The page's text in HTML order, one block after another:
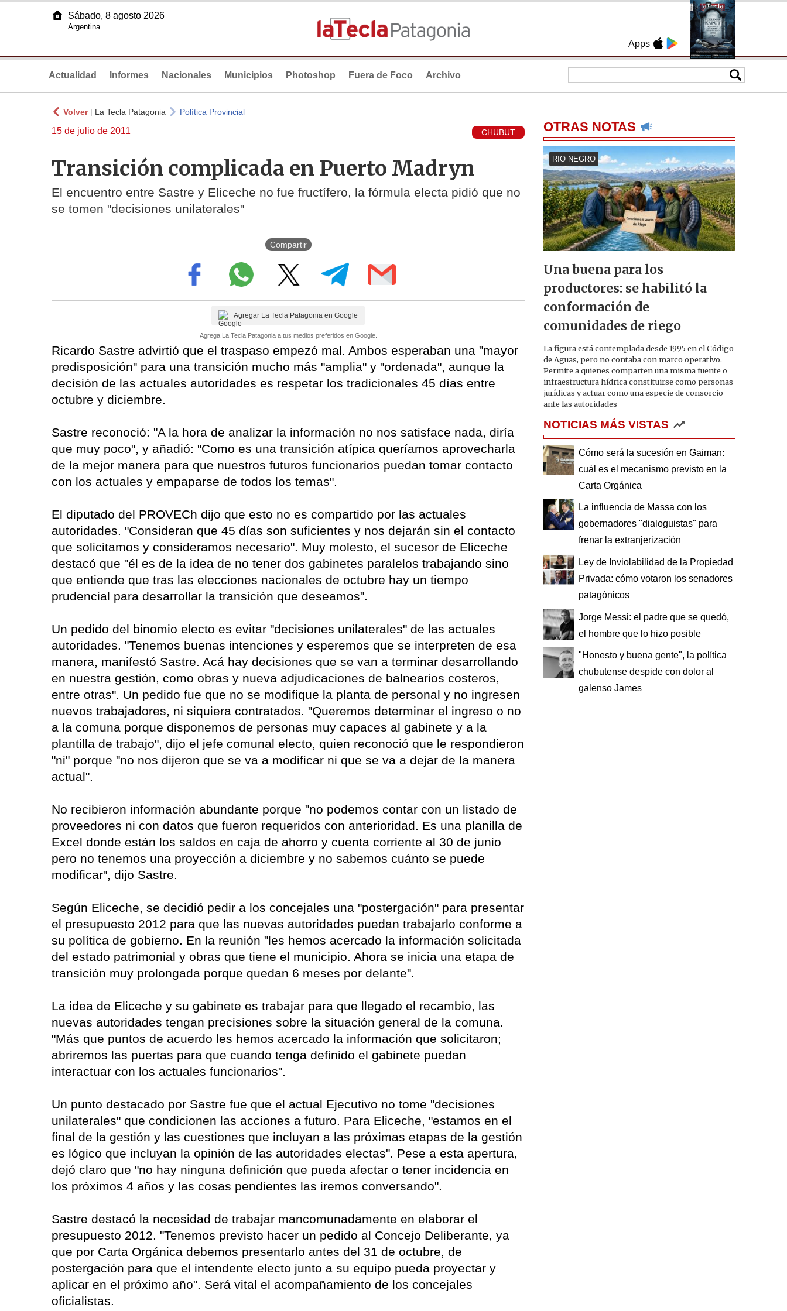
Apps
Sábado, 8 agosto 2026
Argentina
Actualidad Informes Nacionales Municipios Photoshop Fuera de Foco Archivo
Volver| La Tecla Patagonia Política Provincial
15 de julio de 2011 CHUBUT
Transición complicada en Puerto Madryn
El encuentro entre Sastre y Eliceche no fue fructífero, la fórmula electa pidió que no
se tomen "decisiones unilaterales"
Compartir
Agregar La Tecla Patagonia en Google
Agrega La Tecla Patagonia a tus medios preferidos en Google.
Ricardo Sastre advirtió que el traspaso empezó mal. Ambos esperaban una "mayor
predisposición" para una transición mucho más "amplia" y "ordenada", aunque la
decisión de las actuales autoridades es respetar los tradicionales 45 días entre
octubre y diciembre.
Sastre reconoció: "A la hora de analizar la información no nos satisface nada, diría
que muy poco", y añadió: "Como es una transición atípica queríamos aprovecharla
de la mejor manera para que nuestros futuros funcionarios puedan tomar contacto
con los actuales y empaparse de todos los temas".
El diputado del PROVECh dijo que esto no es compartido por las actuales
autoridades. "Consideran que 45 días son suficientes y nos dejarán sin el contacto
que solicitamos y consideramos necesario". Muy molesto, el sucesor de Eliceche
destacó que "él es de la idea de no tener dos gabinetes paralelos trabajando sino
que entiende que tras las elecciones nacionales de octubre hay un tiempo
prudencial para desarrollar la transición que deseamos".
Un pedido del binomio electo es evitar "decisiones unilaterales" de las actuales
autoridades. "Tenemos buenas intenciones y esperemos que se interpreten de esa
manera, manifestó Sastre. Acá hay decisiones que se van a terminar desarrollando
en nuestra gestión, como obras y nueva adjudicaciones de balnearios costeros,
entre otras". Un pedido fue que no se modifique la planta de personal y no ingresen
nuevos trabajadores, ni siquiera contratados. "Queremos determinar el ingreso o no
a la comuna porque disponemos de personas muy capaces al gabinete y a la
plantilla de trabajo", dijo el jefe comunal electo, quien reconoció que le respondieron
"ni" porque "no nos dijeron que se va a modificar ni que se va a dejar de la manera
actual".
No recibieron información abundante porque "no podemos contar con un listado de
proveedores ni con datos que fueron requeridos con anterioridad. Es una planilla de
Excel donde están los saldos en caja de ahorro y cuenta corriente al 30 de junio
pero no tenemos una proyección a diciembre y no sabemos cuánto se puede
modificar", dijo Sastre.
Según Eliceche, se decidió pedir a los concejales una "postergación" para presentar
el presupuesto 2012 para que las nuevas autoridades puedan trabajarlo conforme a
su política de gobierno. En la reunión "les hemos acercado la información solicitada
del estado patrimonial y obras que tiene el municipio. Ahora se inicia una etapa de
transición muy prolongada porque quedan 6 meses por delante".
La idea de Eliceche y su gabinete es trabajar para que llegado el recambio, las
nuevas autoridades tengan precisiones sobre la situación general de la comuna.
"Más que puntos de acuerdo les hemos acercado la información que solicitaron;
abriremos las puertas para que cuando tenga definido el gabinete puedan
interactuar con los actuales funcionarios".
Un punto destacado por Sastre fue que el actual Ejecutivo no tome "decisiones
unilaterales" que condicionen las acciones a futuro. Para Eliceche, "estamos en el
final de la gestión y las cuestiones que incluyan a las próximas etapas de la gestión
es lógico que incluyan la opinión de las autoridades electas". Pese a esta apertura,
dejó claro que "no hay ninguna definición que pueda afectar o tener incidencia en
los próximos 4 años y las cosas pendientes las iremos conversando".
Sastre destacó la necesidad de trabajar mancomunadamente en elaborar el
presupuesto 2012. "Tenemos previsto hacer un pedido al Concejo Deliberante, ya
que por Carta Orgánica debemos presentarlo antes del 31 de octubre, de
postergación para que el intendente electo junto a su equipo pueda proyectar y
aplicar en el próximo año". Será vital el acompañamiento de los concejales
oficialistas.
OTRAS NOTAS
RIO NEGRO
Una buena para los
productores: se habilitó la
conformación de
comunidades de riego
La figura está contemplada desde 1995 en el Código
de Aguas, pero no contaba con marco operativo.
Permite a quienes comparten una misma fuente o
infraestructura hídrica constituirse como personas
jurídicas y actuar como una especie de consorcio
ante las autoridades
NOTICIAS MÁS VISTAS
Cómo será la sucesión en Gaiman:
cuál es el mecanismo previsto en la
Carta Orgánica
La influencia de Massa con los
gobernadores "dialoguistas" para
frenar la extranjerización
Ley de Inviolabilidad de la Propiedad
Privada: cómo votaron los senadores
patagónicos
Jorge Messi: el padre que se quedó,
el hombre que lo hizo posible
"Honesto y buena gente", la política
chubutense despide con dolor al
galenso James